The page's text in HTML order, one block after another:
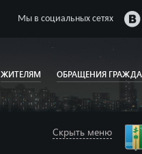
Мы в социальных сетях
ЖИТЕЛЯМ ОБРАЩЕНИЯ
Скрыть меню